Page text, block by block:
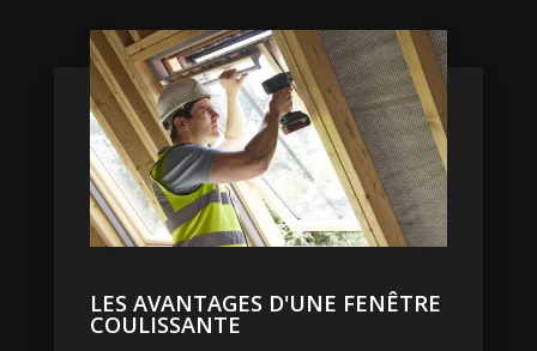
LES AVANTAGES D'UNE FENÊTRE
COULISSANTE